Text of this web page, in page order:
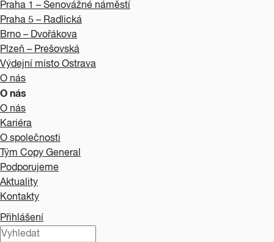
Praha 1 – Senovážné náměstí
Praha 5 – Radlická
Brno – Dvořákova
Plzeň – Prešovská
Výdejní místo Ostrava
O nás
O nás
O nás
Kariéra
O společnosti
Tým Copy General
Podporujeme
Aktuality
Kontakty
Přihlášení